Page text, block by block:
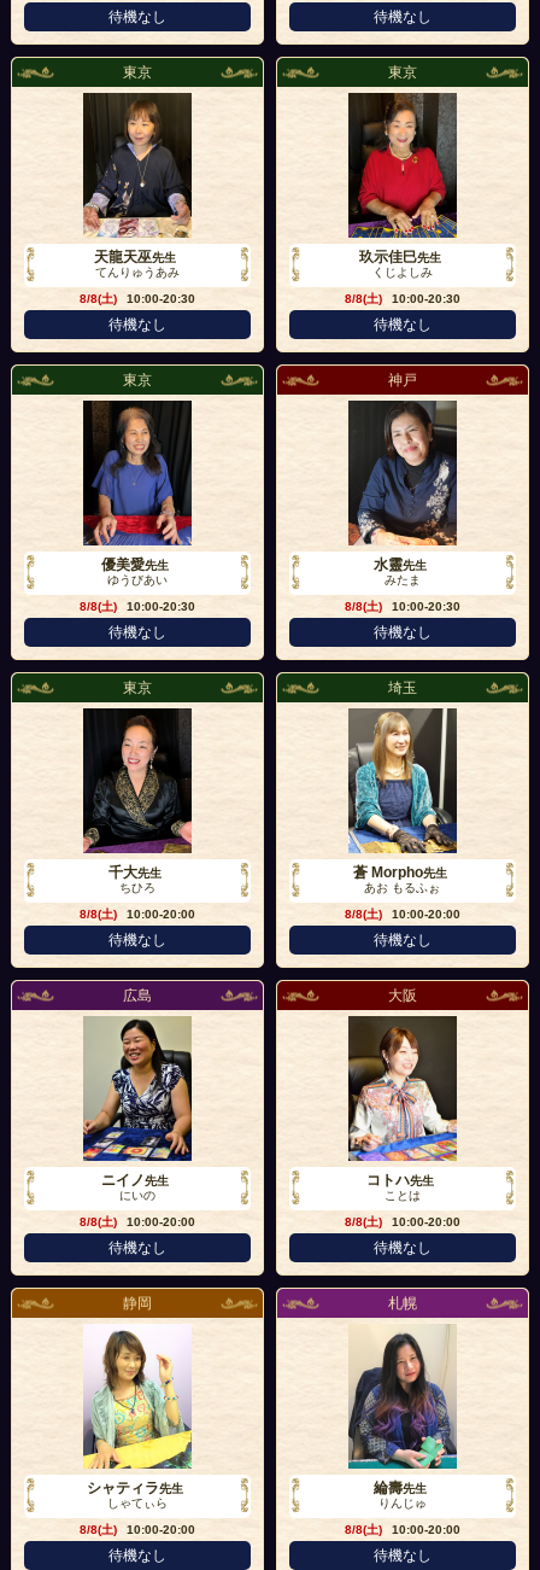
待機なし 待機なし
東京
天龍天巫先生
てんりゅうあみ
8/8(土)
10:00-20:30
待機なし
東京
玖示佳巳先生
くじよしみ
8/8(土)
10:00-20:30
待機なし
東京
優美愛先生
ゆうびあい
8/8(土)
10:00-20:30
待機なし
神戸
水靈先生
みたま
8/8(土)
10:00-20:30
待機なし
東京
千大先生
ちひろ
8/8(土)
10:00-20:00
待機なし
埼玉
蒼 Morpho先生
あお もるふぉ
8/8(土)
10:00-20:00
待機なし
広島
ニイノ先生
にいの
8/8(土)
10:00-20:00
待機なし
大阪
コトハ先生
ことは
8/8(土)
10:00-20:00
待機なし
静岡
シャティラ先生
しゃてぃら
8/8(土)
10:00-20:00
待機なし
札幌
綸壽先生
りんじゅ
8/8(土)
10:00-20:00
待機なし